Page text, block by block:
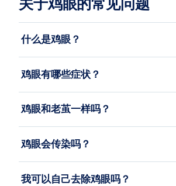
什么是鸡眼？
鸡眼有哪些症状？
鸡眼和老茧一样吗？
鸡眼会传染吗？
我可以自己去除鸡眼吗？